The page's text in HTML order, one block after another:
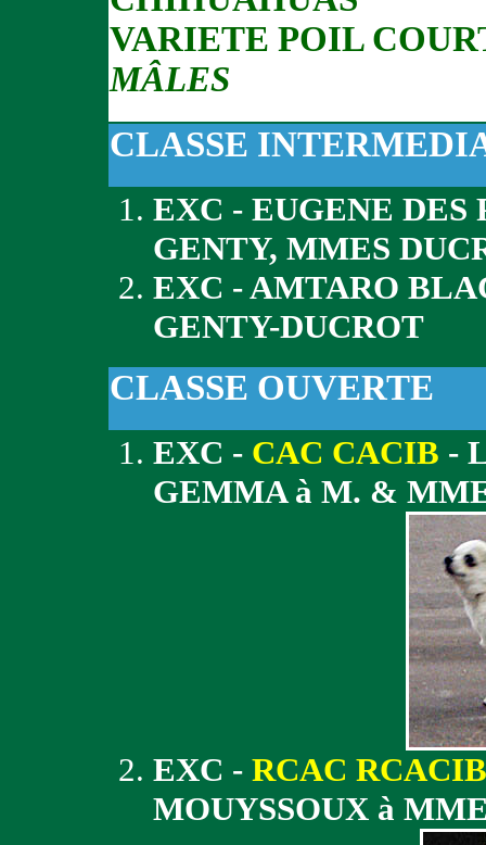
VARIETE POIL
MÂLES
CLASSE
EXC - EUGENE
GENTY, MMES
EXC - AMTARO
GENTY-DUCROT
CLASSE OUVERTE
EXC - CAC CACIB -
GEMMA à M. &
EXC - RCAC RCACIB
MOUYSSOUX à